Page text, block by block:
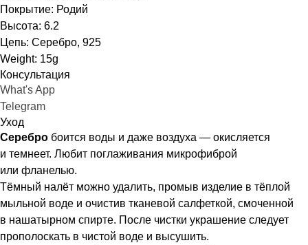
Покрытие: Родий
Высота: 6.2
Цепь: Серебро, 925
Weight: 15g
Консультация
What's App
Telegram
Уход
Серебро боится воды и даже воздуха — окисляется
и темнеет. Любит поглаживания микрофиброй
или фланелью.
Тёмный налёт можно удалить, промыв изделие в тёплой
мыльной воде и очистив тканевой салфеткой, смоченной
в нашатырном спирте. После чистки украшение следует
прополоскать в чистой воде и высушить.